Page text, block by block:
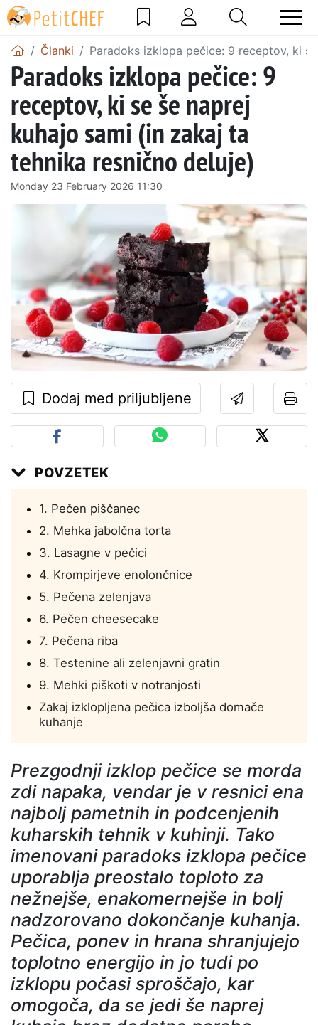
Članki Paradoks izklopa pečice: 9 receptov, ki
Paradoks izklopa pečice: 9
receptov, ki se še naprej
kuhajo sami (in zakaj ta
tehnika resnično deluje)
Monday 23 February 2026 11:30
Dodaj med priljubljene
POVZETEK
1. Pečen piščanec
2. Mehka jabolčna torta
3. Lasagne v pečici
4. Krompirjeve enolončnice
5. Pečena zelenjava
6. Pečen cheesecake
7. Pečena riba
8. Testenine ali zelenjavni gratin
9. Mehki piškoti v notranjosti
Zakaj izklopljena pečica izboljša domače
kuhanje
Prezgodnji izklop pečice se morda
zdi napaka, vendar je v resnici ena
najbolj pametnih in podcenjenih
kuharskih tehnik v kuhinji. Tako
imenovani paradoks izklopa pečice
uporablja preostalo toploto za
nežnejše, enakomernejše in bolj
nadzorovano dokončanje kuhanja.
Pečica, ponev in hrana shranjujejo
toplotno energijo in jo tudi po
izklopu počasi sproščajo, kar
omogoča, da se jedi še naprej